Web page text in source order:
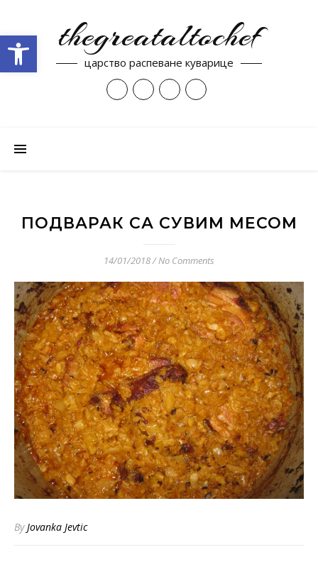
thegreataltochef
царство распеване куварице
ПОДВАРАК СА СУВИМ МЕСОМ
14/01/2018/No Comments
ByJovanka Jevtic
Open toolbar